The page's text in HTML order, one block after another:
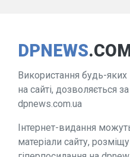
DPNEWS
Використання будь-яких
на сайті, дозволяється
dpnews.com.ua
Інтернет-видання
матеріали сайту,